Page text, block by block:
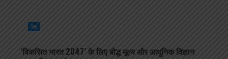
देश
‘विकसित भारत 2047’ के लिए बौद्ध मूल्य और आधुनिक विज्ञान